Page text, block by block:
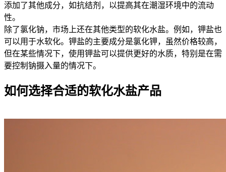
添加了其他成分，如抗结剂，以提高其在潮湿环境中的流动
性。
除了氯化钠，市场上还在其他类型的软化水盐。例如，钾盐也
可以用于水软化。钾盐的主要成分是氯化钾，虽然价格较高，
但在某些情况下，使用钾盐可以提供更好的水质，特别是在需
要控制钠摄入量的情况下。
如何选择合适的软化水盐产品